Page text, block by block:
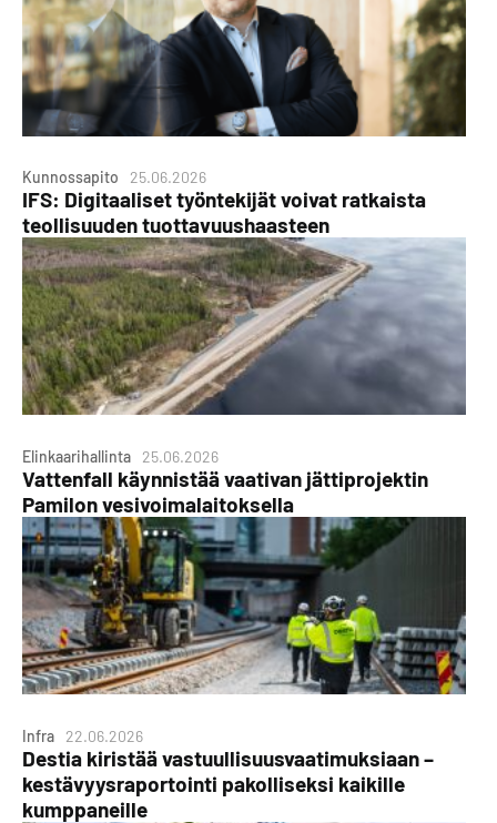
Kunnossapito 25.06.2026
IFS: Digitaaliset työntekijät voivat ratkaista
teollisuuden tuottavuushaasteen
Elinkaarihallinta 25.06.2026
Vattenfall käynnistää vaativan jättiprojektin
Pamilon vesivoimalaitoksella
Infra 22.06.2026
Destia kiristää vastuullisuusvaatimuksiaan –
kestävyysraportointi pakolliseksi kaikille
kumppaneille